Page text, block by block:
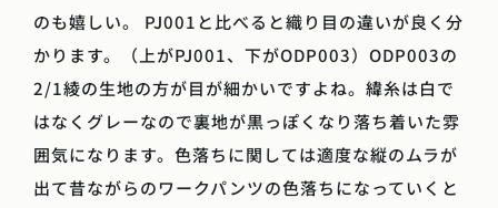
のも嬉しい。 PJ001と比べると織り目の違いが良く分
かります。（上がPJ001、下がODP003）ODP003の
2/1綾の生地の方が目が細かいですよね。緯糸は白で
はなくグレーなので裏地が黒っぽくなり落ち着いた雰
囲気になります。色落ちに関しては適度な縦のムラが
出て昔ながらのワークパンツの色落ちになっていくと